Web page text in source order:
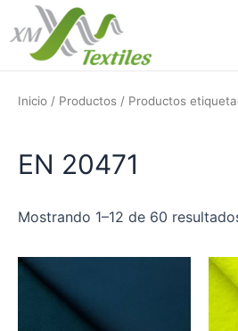
contenido
Inicio / Productos / Productos
EN 20471
Mostrando 1–12 de 60